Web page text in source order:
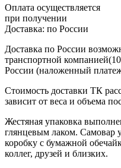
Оплата осуществляется
при получении
Доставка: по России
Доставка по России
транспортной
России (наложенный
Стоимость доставки ТК
зависит от веса и объема
Жестяная упаковка
глянцевым лаком.
коробку с бумажной
коллег, друзей и близких.